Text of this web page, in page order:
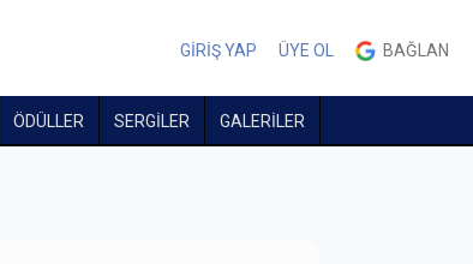
GİRİŞ YAP ÜYE OL BAĞLAN
ÖDÜLLER SERGİLER GALERİLER